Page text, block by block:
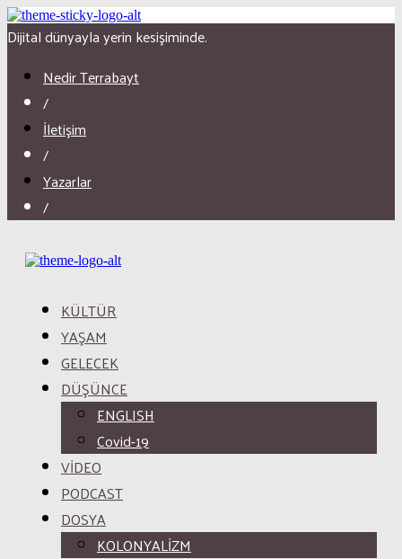
Dijital dünyayla yerin kesişiminde.
Nedir Terrabayt
/
İletişim
/
Yazarlar
/
KÜLTÜR
YAŞAM
GELECEK
DÜŞÜNCE
ENGLISH
Covid-19
VİDEO
PODCAST
DOSYA
KOLONYALİZM